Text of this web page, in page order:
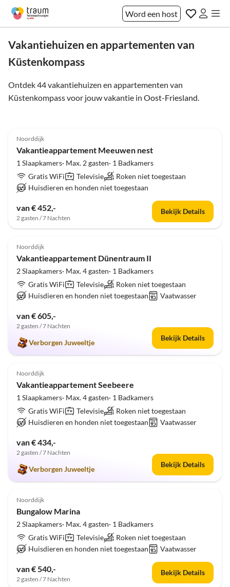
Word een host
Vakantiehuizen en appartementen van
Küstenkompass
Ontdek 44 vakantiehuizen en appartementen van
Küstenkompass voor jouw vakantie in Oost-Friesland.
Noorddijk
Vakantieappartement Meeuwen nest
1 Slaapkamers· Max. 2 gasten· 1 Badkamers
Gratis WiFi
Televisie
Roken niet toegestaan
Huisdieren en honden niet toegestaan
van € 452,-
2 gasten / 7 Nachten
Bekijk Details
4.9 (3)
Noorddijk
Vakantieappartement Dünentraum II
2 Slaapkamers· Max. 4 gasten· 1 Badkamers
Gratis WiFi
Televisie
Roken niet toegestaan
Huisdieren en honden niet toegestaan
Vaatwasser
van € 605,-
2 gasten / 7 Nachten
Verborgen Juweeltje
Bekijk Details
5.0 (2)
Noorddijk
Vakantieappartement Seebeere
1 Slaapkamers· Max. 4 gasten· 1 Badkamers
Gratis WiFi
Televisie
Roken niet toegestaan
Huisdieren en honden niet toegestaan
Vaatwasser
van € 434,-
2 gasten / 7 Nachten
Verborgen Juweeltje
Bekijk Details
5.0 (1)
Noorddijk
Bungalow Marina
2 Slaapkamers· Max. 4 gasten· 1 Badkamers
Gratis WiFi
Televisie
Roken niet toegestaan
Huisdieren en honden niet toegestaan
Vaatwasser
van € 540,-
2 gasten / 7 Nachten
Bekijk Details